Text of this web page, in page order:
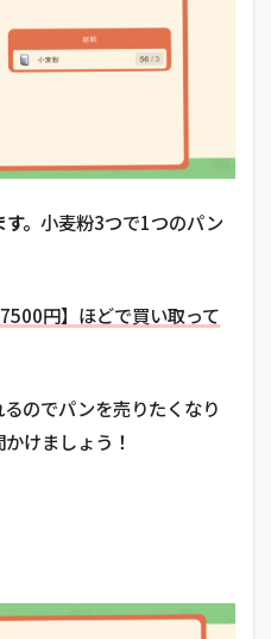
。 小麦粉3つで1つのパン
円】ほどで買い取って
のでパンを売りたくなり
けましょう！